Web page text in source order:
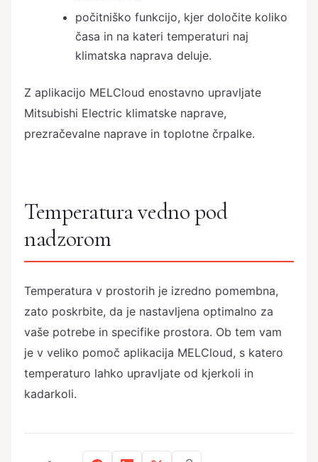
počitniško funkcijo, kjer določite koliko
časa in na kateri temperaturi naj
klimatska naprava deluje.
Z aplikacijo MELCloud enostavno upravljate
Mitsubishi Electric klimatske naprave,
prezračevalne naprave in toplotne črpalke.
Temperatura vedno pod
nadzorom
Temperatura v prostorih je izredno pomembna,
zato poskrbite, da je nastavljena optimalno za
vaše potrebe in specifike prostora. Ob tem vam
je v veliko pomoč aplikacija MELCloud, s katero
temperaturo lahko upravljate od kjerkoli in
kadarkoli.